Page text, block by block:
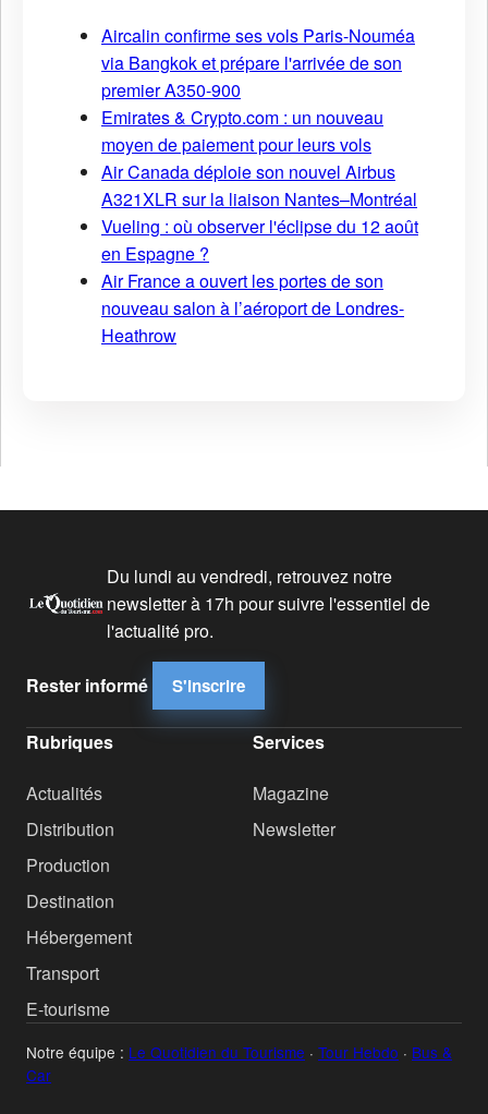
Aircalin confirme ses vols Paris-Nouméa
via Bangkok et prépare l'arrivée de son
premier A350-900
Emirates & Crypto.com : un nouveau
moyen de paiement pour leurs vols
Air Canada déploie son nouvel Airbus
A321XLR sur la liaison Nantes–Montréal
Vueling : où observer l'éclipse du 12 août
en Espagne ?
Air France a ouvert les portes de son
nouveau salon à l’aéroport de Londres-
Heathrow
Du lundi au vendredi, retrouvez notre
newsletter à 17h pour suivre l'essentiel de
l'actualité pro.
Rester informé S'inscrire
Rubriques
Actualités
Distribution
Production
Destination
Hébergement
Transport
E-tourisme
Services
Magazine
Newsletter
Notre équipe : Le Quotidien du Tourisme · Tour Hebdo · Bus &
Car